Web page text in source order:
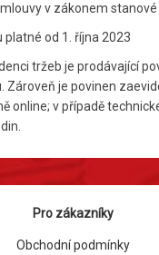
v zákonem
od 1. října 2023
tržeb je prodávající
Zároveň je povinen
online; v případě
Pro zákazníky
Obchodní podmínky